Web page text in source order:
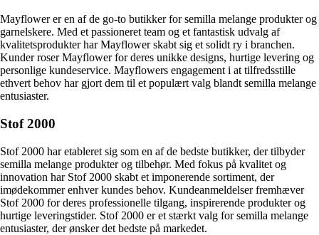
Mayflower er en af de go-to butikker for semilla melange produkter og
garnelskere. Med et passioneret team og et fantastisk udvalg af
kvalitetsprodukter har Mayflower skabt sig et solidt ry i branchen.
Kunder roser Mayflower for deres unikke designs, hurtige levering og
personlige kundeservice. Mayflowers engagement i at tilfredsstille
ethvert behov har gjort dem til et populært valg blandt semilla melange
entusiaster.
Stof 2000
Stof 2000 har etableret sig som en af de bedste butikker, der tilbyder
semilla melange produkter og tilbehør. Med fokus på kvalitet og
innovation har Stof 2000 skabt et imponerende sortiment, der
imødekommer enhver kundes behov. Kundeanmeldelser fremhæver
Stof 2000 for deres professionelle tilgang, inspirerende produkter og
hurtige leveringstider. Stof 2000 er et stærkt valg for semilla melange
entusiaster, der ønsker det bedste på markedet.